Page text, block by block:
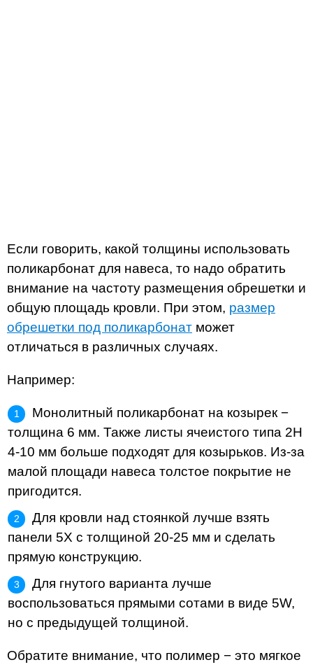
Если говорить, какой толщины использовать
поликарбонат для навеса, то надо обратить
внимание на частоту размещения обрешетки и
общую площадь кровли. При этом, размер
обрешетки под поликарбонат может
отличаться в различных случаях.
Например:
Монолитный поликарбонат на козырек −
толщина 6 мм. Также листы ячеистого типа 2H
4-10 мм больше подходят для козырьков. Из-за
малой площади навеса толстое покрытие не
пригодится.
Для кровли над стоянкой лучше взять
панели 5X с толщиной 20-25 мм и сделать
прямую конструкцию.
Для гнутого варианта лучше
воспользоваться прямыми сотами в виде 5W,
но с предыдущей толщиной.
Обратите внимание, что полимер − это мягкое